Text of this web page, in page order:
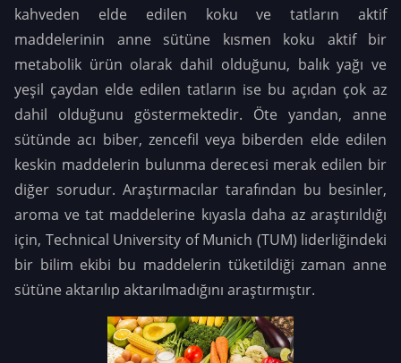
kahveden elde edilen koku ve tatların aktif
maddelerinin anne sütüne kısmen koku aktif bir
metabolik ürün olarak dahil olduğunu, balık yağı ve
yeşil çaydan elde edilen tatların ise bu açıdan çok az
dahil olduğunu göstermektedir. Öte yandan, anne
sütünde acı biber, zencefil veya biberden elde edilen
keskin maddelerin bulunma derecesi merak edilen bir
diğer sorudur. Araştırmacılar tarafından bu besinler,
aroma ve tat maddelerine kıyasla daha az araştırıldığı
için, Technical University of Munich (TUM) liderliğindeki
bir bilim ekibi bu maddelerin tüketildiği zaman anne
sütüne aktarılıp aktarılmadığını araştırmıştır.